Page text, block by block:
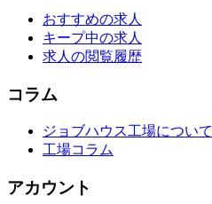
おすすめの求人
キープ中の求人
求人の閲覧履歴
コラム
ジョブハウス工場について
工場コラム
アカウント